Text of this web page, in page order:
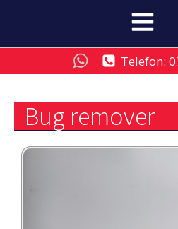
Telefon:
Bug remover